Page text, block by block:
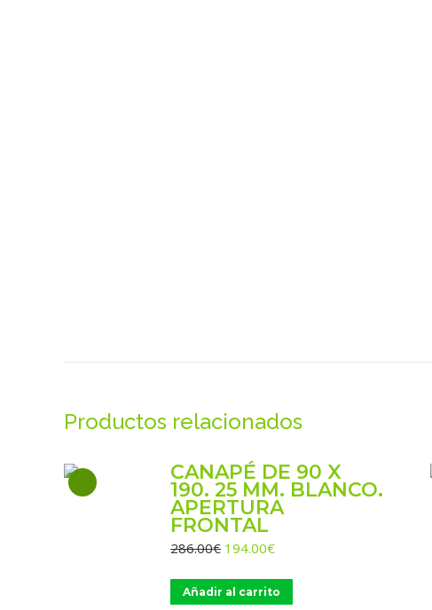
Productos relacionados
CANAPÉ DE 90 X
190. 25 MM. BLANCO.
APERTURA
FRONTAL
286.00€ El
original
era:
194.00€El
actual
es:
Añadir al carrito